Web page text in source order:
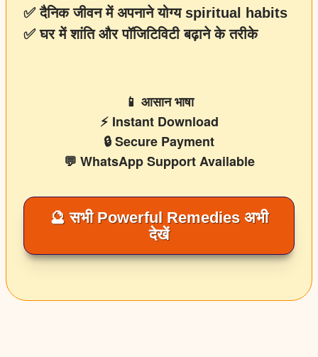
✅ दैनिक जीवन में अपनाने योग्य spiritual habits
✅ घर में शांति और पॉजिटिविटी बढ़ाने के तरीके
📱 आसान भाषा
⚡ Instant Download
🔒 Secure Payment
💬 WhatsApp Support Available
🔮 सभी Powerful Remedies अभी
देखें